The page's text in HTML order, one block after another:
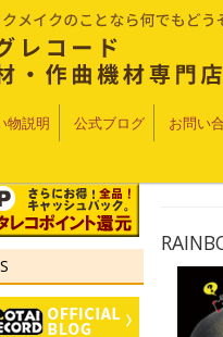
物説明 公式ブログ お問い